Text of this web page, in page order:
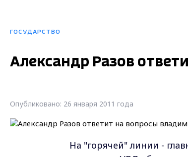
ГОСУДАРСТВО
Александр Разов
Опубликовано: 26 января 2011 года
На "горячей" линии -